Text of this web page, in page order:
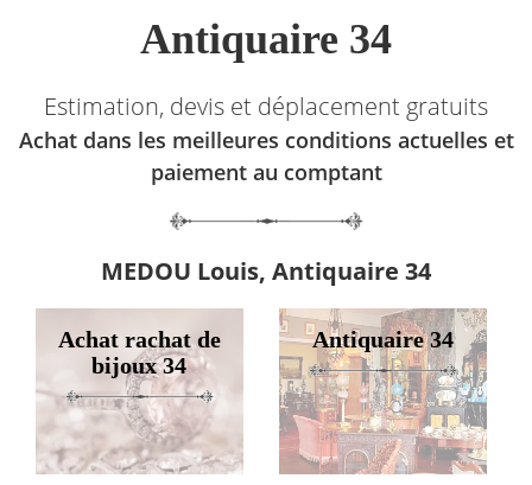
Antiquaire 34
Estimation, devis et déplacement gratuits
Achat dans les meilleures conditions actuelles et
paiement au comptant
MEDOU Louis, Antiquaire 34
Achat rachat de
bijoux 34
Antiquaire 34